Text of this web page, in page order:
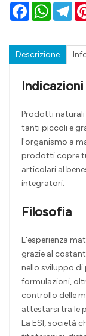
FacebookWhatsApp
Descrizione
Indicazioni
Prodotti naturali
tanti piccoli e
l'organismo a
prodotti copre
articolari al
integratori.
Filosofia
L'esperienza
grazie al
nello sviluppo di
formulazioni,
controllo delle
attestarsi tra le
La ESI, società